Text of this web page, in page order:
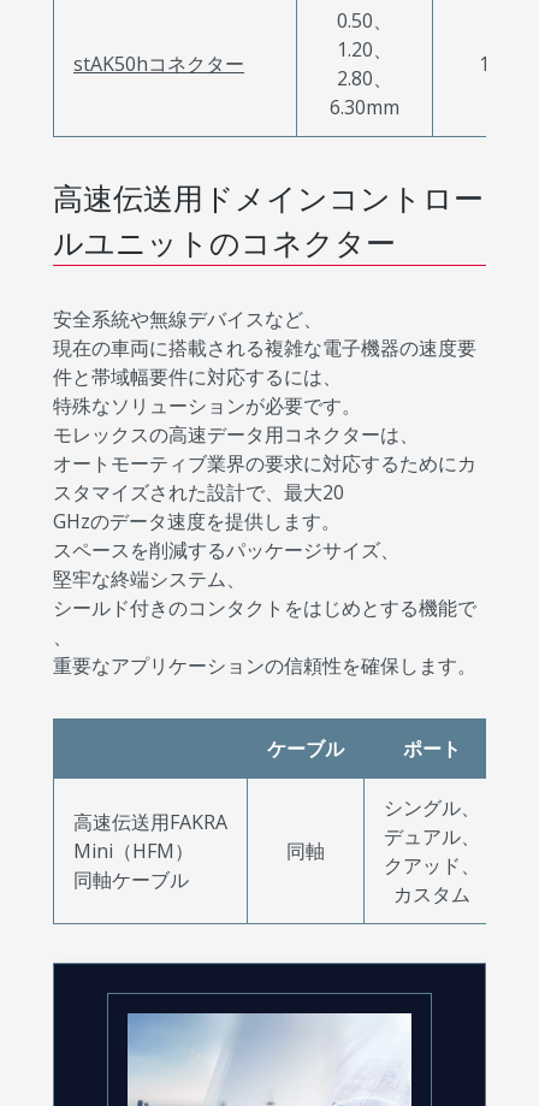
stAK50hコネクター
0.50、
1.20、
2.80、
6.30mm
12～
高速伝送用ドメインコントロー
ルユニットのコネクター
安全系統や無線デバイスなど、
現在の車両に搭載される複雑な電子機器の速度要
件と帯域幅要件に対応するには、
特殊なソリューションが必要です。
モレックスの高速データ用コネクターは、
オートモーティブ業界の要求に対応するためにカ
スタマイズされた設計で、最大20
GHzのデータ速度を提供します。
スペースを削減するパッケージサイズ、
堅牢な終端システム、
シールド付きのコンタクトをはじめとする機能で
、
重要なアプリケーションの信頼性を確保します。
ケーブル ポート
高速伝送用FAKRA
Mini（HFM）
同軸ケーブル
同軸
シングル、
デュアル、
クアッド、
カスタム